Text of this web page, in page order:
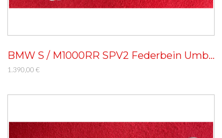
BMW S / M1000RR SPV2 Federbein Umbau
1.390,00 €